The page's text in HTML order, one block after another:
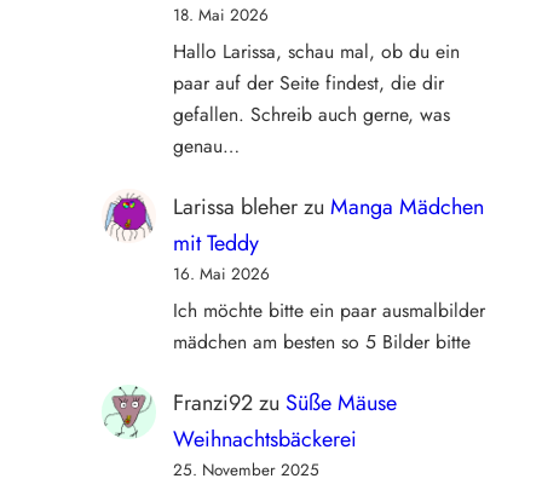
18. Mai 2026
Hallo Larissa, schau mal, ob du ein
paar auf der Seite findest, die dir
gefallen. Schreib auch gerne, was
genau…
Larissa bleherzu Manga Mädchen
mit Teddy
16. Mai 2026
Ich möchte bitte ein paar ausmalbilder
mädchen am besten so 5 Bilder bitte
Franzi92zu Süße Mäuse
Weihnachtsbäckerei
25. November 2025